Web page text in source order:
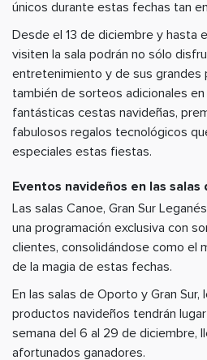
únicos durante estas fechas tan
Desde el 13 de diciembre y hasta
visiten la sala podrán no sólo
entretenimiento y de sus grandes
también de sorteos adicionales
fantásticas cestas navideñas,
fabulosos regalos tecnológicos
especiales estas fiestas.
Eventos navideños en las
Las salas Canoe, Gran Sur
una programación exclusiva con
clientes, consolidándose como el
de la magia de estas fechas.
En las salas de Oporto y Gran
productos navideños tendrán
semana del 6 al 29 de diciembre,
afortunados ganadores.